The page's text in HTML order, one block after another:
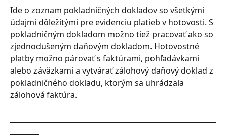
Ide o zoznam pokladničných dokladov so všetkými
údajmi dôležitými pre evidenciu platieb v hotovosti. S
pokladničným dokladom možno tiež pracovať ako so
zjednodušeným daňovým dokladom. Hotovostné
platby možno párovať s faktúrami, pohľadávkami
alebo záväzkami a vytvárať zálohový daňový doklad z
pokladničného dokladu, ktorým sa uhrádzala
zálohová faktúra.